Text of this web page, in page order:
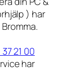
) har
21 00
har